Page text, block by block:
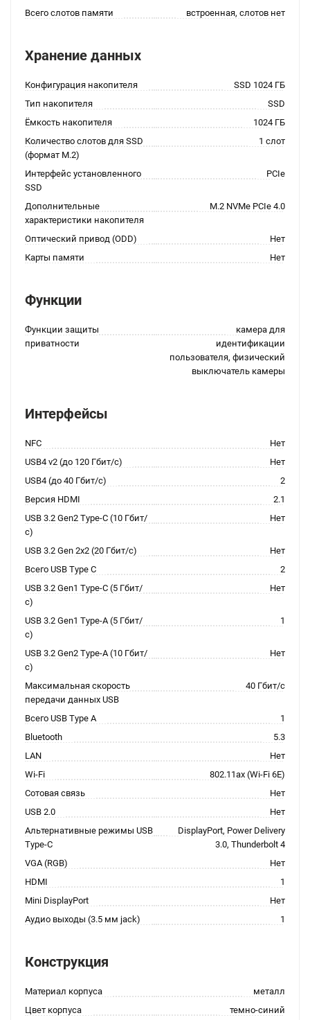
Всего слотов памяти встроенная, слотов нет
Хранение данных
Конфигурация накопителя
SSD 1024 ГБ
Тип накопителя
SSD
Ёмкость накопителя
1024 ГБ
Количество слотов для SSD
(формат M.2)
1 слот
Интерфейс установленного
SSD
PCIe
Дополнительные
характеристики накопителя
M.2 NVMe PCIe 4.0
Оптический привод (ODD)
Нет
Карты памяти
Нет
Функции
Функции защиты
приватности
камера для
идентификации
пользователя, физический
выключатель камеры
Интерфейсы
NFC
Нет
USB4 v2 (до 120 Гбит/с)
Нет
USB4 (до 40 Гбит/с)
2
Версия HDMI
2.1
USB 3.2 Gen2 Type-C (10 Гбит/
с)
Нет
USB 3.2 Gen 2x2 (20 Гбит/с)
Нет
Всего USB Type C
2
USB 3.2 Gen1 Type-C (5 Гбит/
с)
Нет
USB 3.2 Gen1 Type-A (5 Гбит/
с)
1
USB 3.2 Gen2 Type-A (10 Гбит/
с)
Нет
Максимальная скорость
передачи данных USB
40 Гбит/с
Всего USB Type A
1
Bluetooth
5.3
LAN
Нет
Wi-Fi
802.11ax (Wi-Fi 6E)
Сотовая связь
Нет
USB 2.0
Нет
Альтернативные режимы USB
Type-C
DisplayPort, Power Delivery
3.0, Thunderbolt 4
VGA (RGB)
Нет
HDMI
1
Mini DisplayPort
Нет
Аудио выходы (3.5 мм jack)
1
Конструкция
Материал корпуса
металл
Цвет корпуса
темно-синий